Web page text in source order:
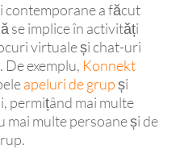
contemporane a făcut
se implice în activități
virtuale și chat-uri
exemplu, Konnekt
apeluri de grupși
permițând mai multe
multe persoane și de